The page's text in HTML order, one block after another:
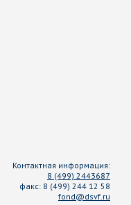
Контактная информация:
8 (499) 2443687
факс: 8 (499) 244 12 58
fond@dsvf.ru